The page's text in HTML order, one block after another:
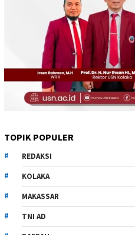
TOPIK POPULER
REDAKSI
KOLAKA
MAKASSAR
TNI AD